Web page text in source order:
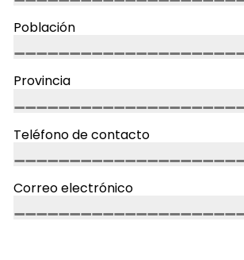
Población
Provincia
Teléfono de contacto
Correo electrónico